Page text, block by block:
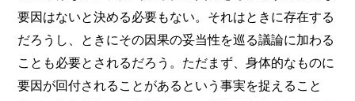
要因はないと決める必要もない。それはときに存在する
だろうし、ときにその因果の妥当性を巡る議論に加わる
ことも必要とされるだろう。ただまず、身体的なものに
要因が回付されることがあるという事実を捉えること